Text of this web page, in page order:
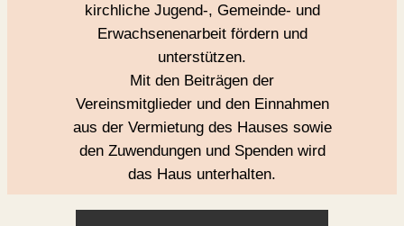
kirchliche Jugend-, Gemeinde- und
Erwachsenenarbeit fördern und
unterstützen.
Mit den Beiträgen der
Vereinsmitglieder und den Einnahmen
aus der Vermietung des Hauses sowie
den Zuwendungen und Spenden wird
das Haus unterhalten.